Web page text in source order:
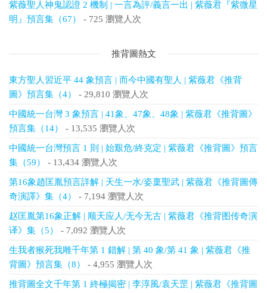
紫薇聖人神鬼認證 2 機制 | 一言為評/義言一出 | 紫薇君『紫微星
明』預言集（67）
- 725 瀏覽人次
推背圖熱文
東方聖人習近平 44 象預言 | 而今中國有聖人 | 紫薇君《推背
圖》預言集（4）
- 29,810 瀏覽人次
中國統一台灣 3 象預言 | 41象、47象、48象 | 紫薇君《推背圖》
預言集（14）
- 13,535 瀏覽人次
中國統一台灣預言 1 則 | 始艱危/終克定 | 紫薇君《推背圖》預言
集（59）
- 13,434 瀏覽人次
第16象趙匡胤預言詳解 | 天生一水/姿稟聖武 | 紫薇君《推背圖傳
奇演譯》集（4）
- 7,194 瀏覽人次
赵匡胤第16象正解 | 顺天应人/无今无古 | 紫薇君《推背图传奇演
译》集（5）
- 7,092 瀏覽人次
生我者猴死我雕千年第 1 錯解 | 第 40 象/第 41 象 | 紫薇君《推
背圖》預言集（8）
- 4,955 瀏覽人次
推背圖全文千年第 1 終極揭密 | 李淳風/袁天罡 | 紫薇君《推背圖